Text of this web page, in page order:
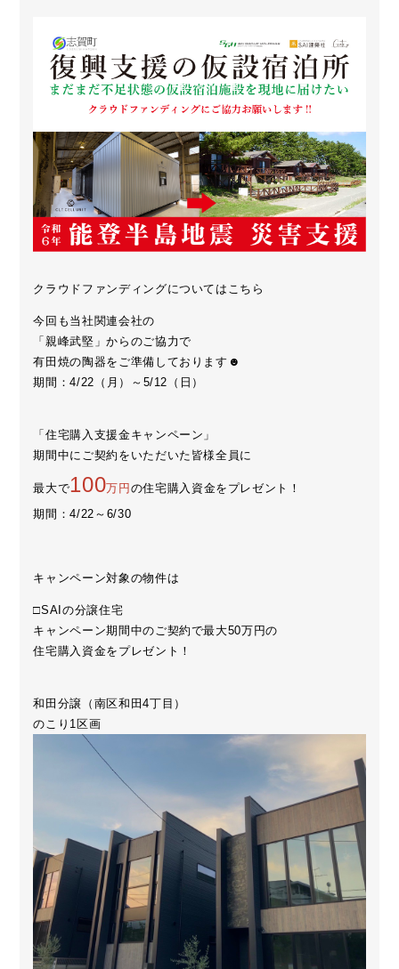
クラウドファンディングについてはこちら
今回も当社関連会社の
「親峰武堅」からのご協力で
有田焼の陶器をご準備しております☻
期間：4/22（月）～5/12（日）
「住宅購入支援金キャンペーン」
期間中にご契約をいただいた皆様全員に
最大で100万円 の住宅購入資金をプレゼント！
期間：4/22～6/30
キャンペーン対象の物件は
□SAIの分譲住宅
キャンペーン期間中のご契約で最大50万円の
住宅購入資金をプレゼント！
和田分譲（南区和田4丁目）
のこり1区画